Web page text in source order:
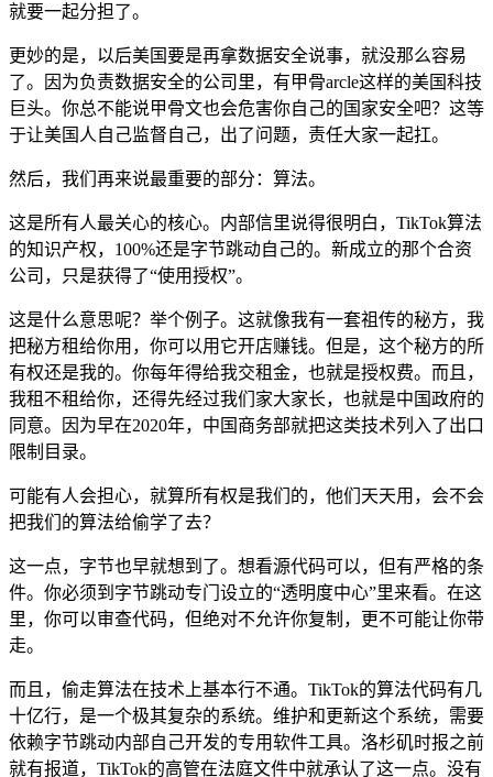
就要一起分担了。
更妙的是，以后美国要是再拿数据安全说事，就没那么容易
了。因为负责数据安全的公司里，有甲骨arcle这样的美国科技
巨头。你总不能说甲骨文也会危害你自己的国家安全吧？这等
于让美国人自己监督自己，出了问题，责任大家一起扛。
然后，我们再来说最重要的部分：算法。
这是所有人最关心的核心。内部信里说得很明白，TikTok算法
的知识产权，100%还是字节跳动自己的。新成立的那个合资
公司，只是获得了“使用授权”。
这是什么意思呢？举个例子。这就像我有一套祖传的秘方，我
把秘方租给你用，你可以用它开店赚钱。但是，这个秘方的所
有权还是我的。你每年得给我交租金，也就是授权费。而且，
我租不租给你，还得先经过我们家大家长，也就是中国政府的
同意。因为早在2020年，中国商务部就把这类技术列入了出口
限制目录。
可能有人会担心，就算所有权是我们的，他们天天用，会不会
把我们的算法给偷学了去？
这一点，字节也早就想到了。想看源代码可以，但有严格的条
件。你必须到字节跳动专门设立的“透明度中心”里来看。在这
里，你可以审查代码，但绝对不允许你复制，更不可能让你带
走。
而且，偷走算法在技术上基本行不通。TikTok的算法代码有几
十亿行，是一个极其复杂的系统。维护和更新这个系统，需要
依赖字节跳动内部自己开发的专用软件工具。洛杉矶时报之前
就有报道，TikTok的高管在法庭文件中就承认了这一点。没有